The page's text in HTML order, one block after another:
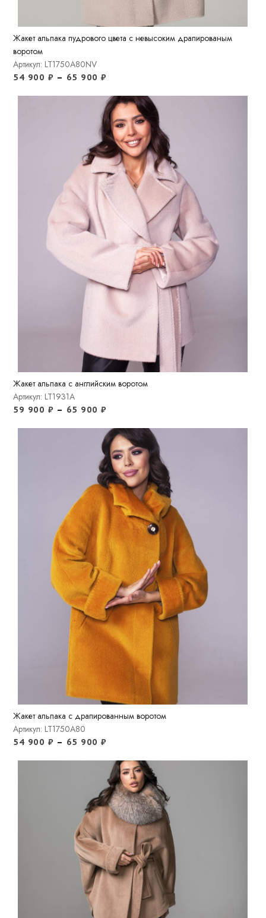
Жакет альпака пудрового цвета с невысоким драпированым
воротом
Артикул: LT1750A80NV
54 900 ₽ – 65 900₽
Жакет альпака с английским воротом
Артикул: LT1931A
59 900 ₽ – 65 900₽
Жакет альпака с драпированным воротом
Артикул: LT1750A80
54 900 ₽ – 65 900₽